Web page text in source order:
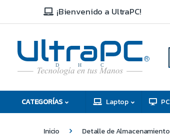
¡Bienvenido a UltraPC!
C
H
D
R
CATEGORÍAS Laptop
Inicio Detalle de